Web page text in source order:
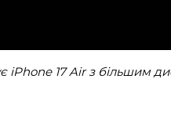
iPhone 17 Air з більшим